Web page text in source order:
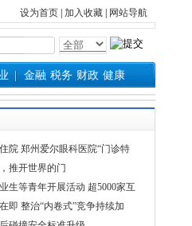
设为首页 加入收藏 网站导航
金融 税务 财政 健康
院 郑州爱尔眼科医院“门诊特
推开世界的门
生等青年开展活动 超5000家互
即 整治“内卷式”竞争持续加